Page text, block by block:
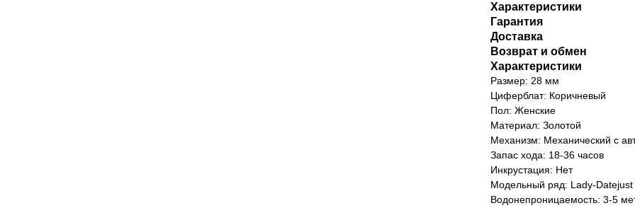
Характеристики
Гарантия
Доставка
Возврат и обмен
Характеристики
Размер: 28 мм
Циферблат: Коричневый
Пол: Женские
Материал: Золотой
Механизм: Механический с
Запас хода: 18-36 часов
Инкрустация: Нет
Модельный ряд: Lady-Datejust
Водонепроницаемость: 3-5